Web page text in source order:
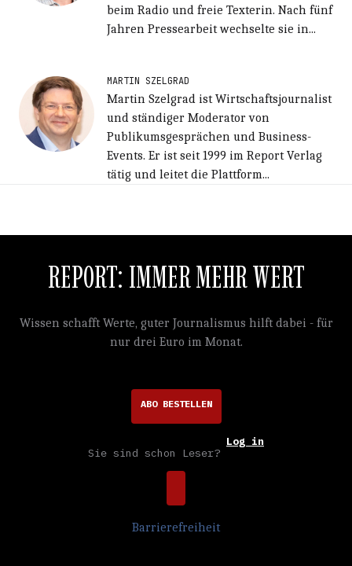
beim Radio und freie Texterin. Nach fünf
Jahren Pressearbeit wechselte sie in...
MARTIN SZELGRAD
Martin Szelgrad ist Wirtschaftsjournalist
und ständiger Moderator von
Publikumsgesprächen und Business-
Events. Er ist seit 1999 im Report Verlag
tätig und leitet die Plattform...
REPORT: IMMER MEHR WERT
Wissen schafft Werte, guter Journalismus hilft dabei - für
nur drei Euro im Monat.
ABO BESTELLEN
Sie sind schon Leser?
Log in
Barrierefreiheit